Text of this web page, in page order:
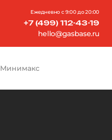
Ежедневно с 9:00 до 20:00
+7 (499) 112-43-19
hello@gasbase.ru
Минимакс